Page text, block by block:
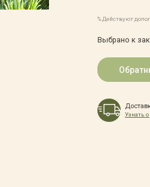
% Действуют
Выбрано к
Узнать